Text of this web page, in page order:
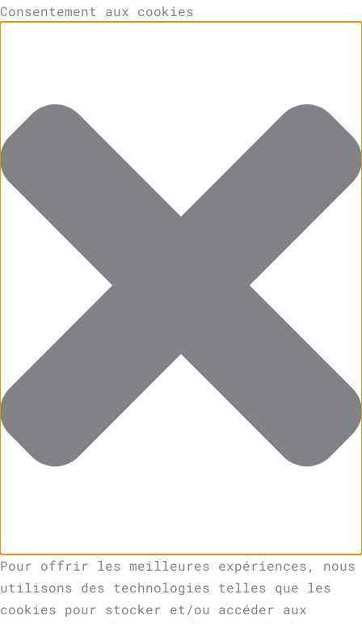
Consentement aux cookies
Pour offrir les meilleures expériences, nous
utilisons des technologies telles que les
cookies pour stocker et/ou accéder aux